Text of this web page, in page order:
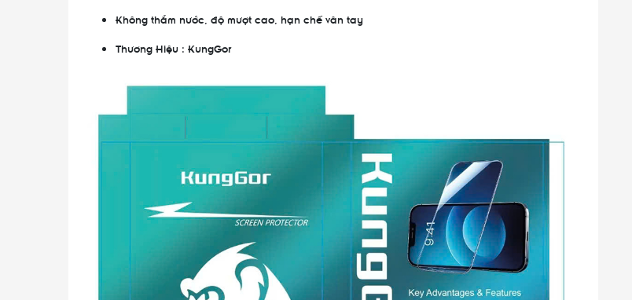
Không thắm nước, độ mượt cao, hạn chế vân tay
Thương Hiệu : KungGor